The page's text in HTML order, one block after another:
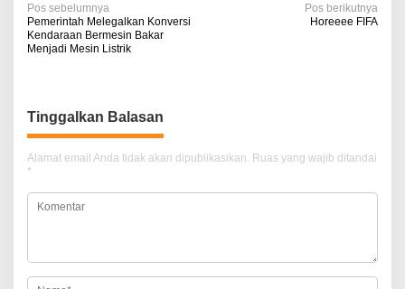
N
a
g
a
s
i
p
s
Pos sebelumnya
Pemerintah Melegalkan Konversi
Kendaraan Bermesin Bakar
Menjadi Mesin Listrik
Pos berikutnya
Horeeee FIFA
Tinggalkan Balasan
Alamat email Anda tidak akan dipublikasikan. Ruas yang wajib ditandai
*